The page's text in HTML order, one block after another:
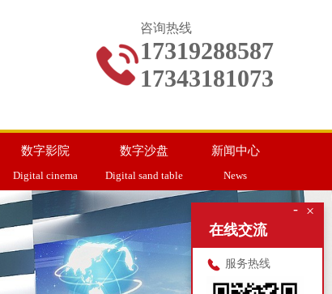
咨询热线
17319288587
17343181073
数字影院
Digital cinema
数字沙盘
Digital sand table
新闻中心
News
×
-
在线交流
服务热线